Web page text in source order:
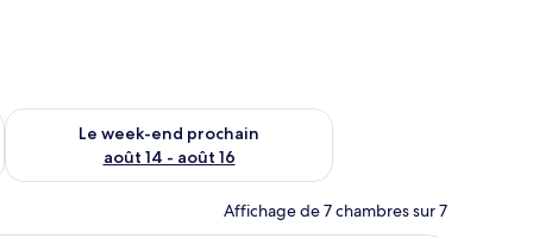
août 7 - août 9
Le week-end prochain
août 14 - août 16
Vérifier la disponibilité pour le week-end prochain août 14 -
Affichage de 7 chambres sur 7